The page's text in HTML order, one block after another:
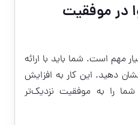
در موفقیت
مهم است. شما باید با ارائه
دهید. این کار به افزایش
را به موفقیت نزدیک‌تر